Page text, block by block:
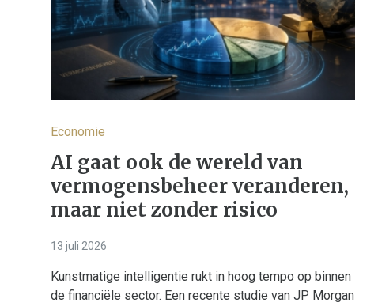
Economie
AI gaat ook de wereld van
vermogensbeheer veranderen,
maar niet zonder risico
13 juli 2026
Kunstmatige intelligentie rukt in hoog tempo op binnen
de financiële sector. Een recente studie van JP Morgan